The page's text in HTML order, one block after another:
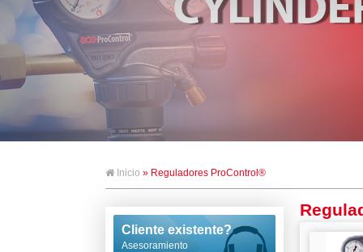
Inicio » Reguladores ProControl®
Cliente existente?
Asesoramiento